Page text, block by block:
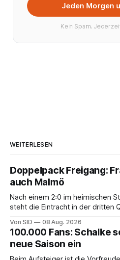
Jeden Morgen
Kein Spam.
WEITERLESEN
Doppelpack Freigang:
auch Malmö
Nach einem 2:0 im heimischen
steht die Eintracht in der dritten
Von SID 08 Aug. 2026
100.000 Fans: Schalke
neue Saison ein